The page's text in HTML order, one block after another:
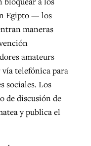
Egipto — los
maneras
amateurs
telefónica para
sociales. Los
de discusión de
y publica el